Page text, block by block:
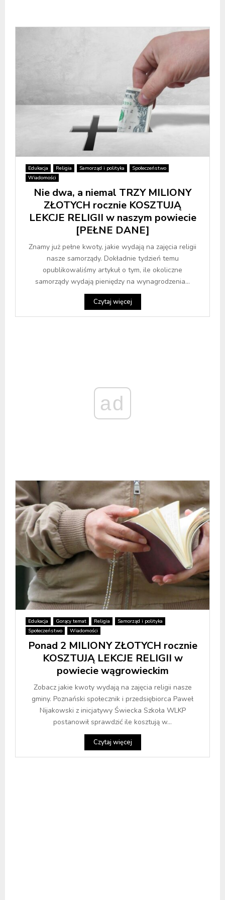
Edukacja Religia Samorząd i polityka
Społeczeństwo
Wiadomości
Nie dwa, a niemal TRZY MILIONY
ZŁOTYCH rocznie KOSZTUJĄ
LEKCJE RELIGII w naszym powiecie
[PEŁNE DANE]
Znamy już pełne kwoty, jakie wydają na zajęcia religii
nasze samorządy. Dokładnie tydzień temu
opublikowaliśmy artykuł o tym, ile okoliczne
samorządy wydają pieniędzy na wynagrodzenia...
Czytaj więcej
ad
Edukacja Gorący temat Religia
Samorząd i polityka
Społeczeństwo
Wiadomości
Ponad 2 MILIONY ZŁOTYCH rocznie
KOSZTUJĄ LEKCJE RELIGII w
powiecie wągrowieckim
Zobacz jakie kwoty wydają na zajęcia religii nasze
gminy. Poznański społecznik i przedsiębiorca Paweł
Nijakowski z inicjatywy Świecka Szkoła WLKP
postanowił sprawdzić ile kosztują w...
Czytaj więcej